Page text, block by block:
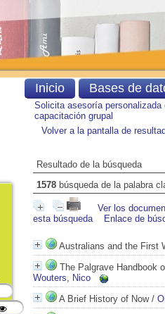
Solicita asesoría personalizada
capacitación grupal
Volver a la pantalla de
Resultado de la búsqueda
1578 búsqueda de la palabra
Ver los
esta búsqueda
Enlace de
Australians and the First
The Palgrave Handbook
Wouters, Nico
A Brief History of Now/
Inicio Bases de